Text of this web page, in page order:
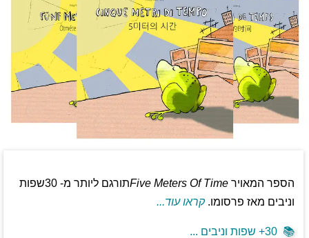
הספר המאוירFive Meters Of Time
תורגם ליותר מ- 30שפות
וניבים מאז פרסומו.קראו עוד...
📚 30+ שפות וניבים ...